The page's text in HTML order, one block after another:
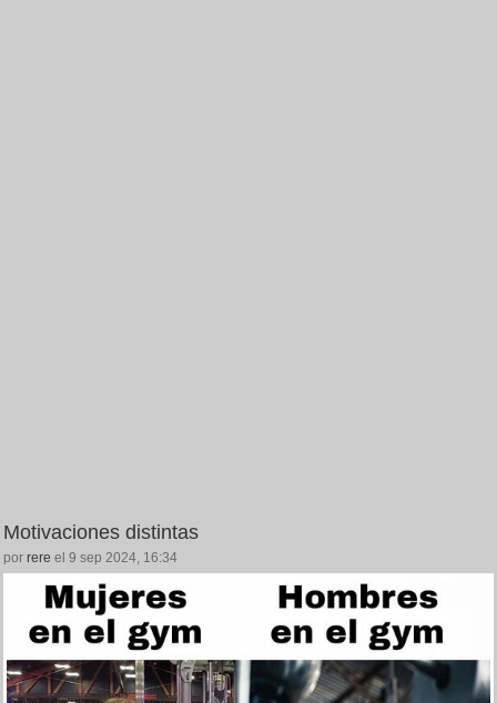
Motivaciones distintas
por rere el 9 sep 2024, 16:34